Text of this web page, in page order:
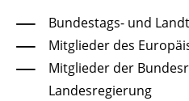
Bundestags- und
Mitglieder des
Mitglieder der
Landesregierung